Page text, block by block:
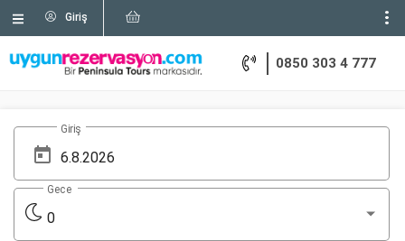
Giriş
0850 303 4 777
Giriş
0
Gece